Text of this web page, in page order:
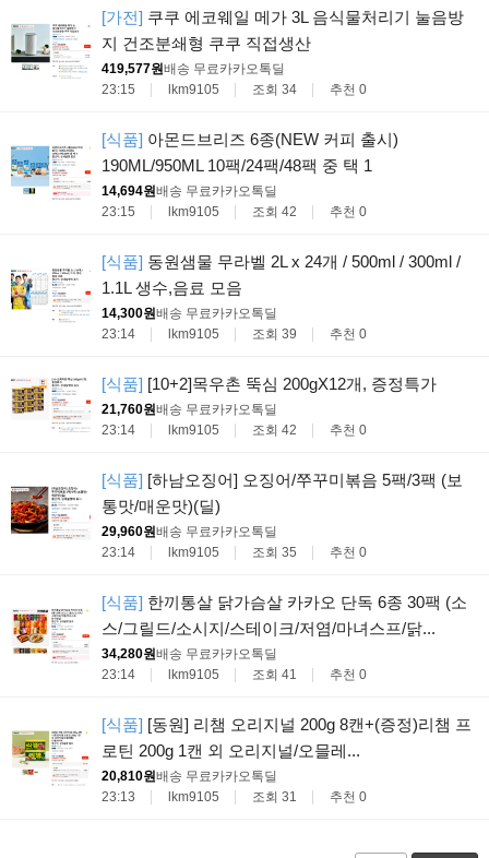
[가전] 쿠쿠 에코웨일 메가 3L 음식물처리기 눌음방
지 건조분쇄형 쿠쿠 직접생산
419,577원배송 무료카카오톡딜
23:15
lkm9105 조회 34 추천 0
[식품] 아몬드브리즈 6종(NEW 커피 출시)
190ML/950ML 10팩/24팩/48팩 중 택 1
14,694원배송 무료카카오톡딜
23:15
lkm9105 조회 42 추천 0
[식품] 동원샘물 무라벨 2L x 24개 / 500ml / 300ml /
1.1L 생수,음료 모음
14,300원배송 무료카카오톡딜
23:14
lkm9105 조회 39 추천 0
[식품] [10+2]목우촌 뚝심 200gX12개, 증정특가
21,760원배송 무료카카오톡딜
23:14
lkm9105 조회 42 추천 0
[식품] [하남오징어] 오징어/쭈꾸미볶음 5팩/3팩 (보
통맛/매운맛)(딜)
29,960원배송 무료카카오톡딜
23:14
lkm9105 조회 35 추천 0
[식품] 한끼통살 닭가슴살 카카오 단독 6종 30팩 (소
스/그릴드/소시지/스테이크/저염/마녀스프/닭...
34,280원배송 무료카카오톡딜
23:14
lkm9105 조회 41 추천 0
[식품] [동원] 리챔 오리지널 200g 8캔+(증정)리챔 프
로틴 200g 1캔 외 오리지널/오믈레...
20,810원배송 무료카카오톡딜
23:13
lkm9105 조회 31 추천 0